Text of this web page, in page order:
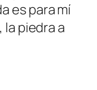
es para mí
piedra a